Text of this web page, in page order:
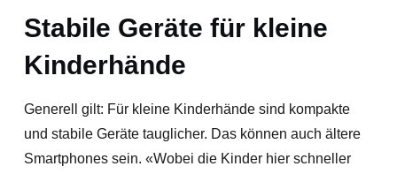
Stabile Geräte für kleine
Kinderhände
Generell gilt: Für kleine Kinderhände sind kompakte
und stabile Geräte tauglicher. Das können auch ältere
Smartphones sein. «Wobei die Kinder hier schneller